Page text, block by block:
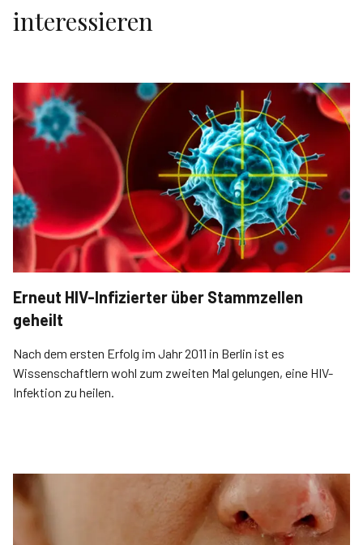
interessieren
Erneut HIV-Infizierter über Stammzellen
geheilt
Nach dem ersten Erfolg im Jahr 2011 in Berlin ist es
Wissenschaftlern wohl zum zweiten Mal gelungen, eine HIV-
Infektion zu heilen.